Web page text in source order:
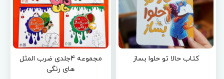
کتاب حالا تو حلوا بساز
مجموعه 4جلدی ضرب المثل
های رنگی